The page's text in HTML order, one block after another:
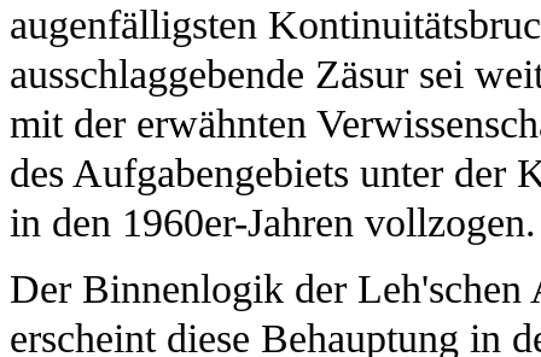
augenfälligsten
ausschlaggebende Zäsur sei
mit der erwähnten
des Aufgabengebiets unter der
in den 1960er-Jahren vollzogen.
Der Binnenlogik der
erscheint diese Behauptung in